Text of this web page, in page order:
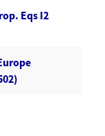
Eqs I2